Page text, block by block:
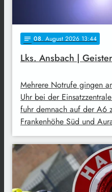
notes 08. August 2026 13:44
Lks. Ansbach |
Mehrere Notrufe gingen
Uhr bei der
fuhr demnach auf der A6
Frankenhöhe Süd und